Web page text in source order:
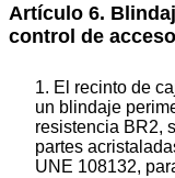
Artículo 6.
control de
1. El recinto de
un blindaje
resistencia BR2,
partes
UNE 108132,